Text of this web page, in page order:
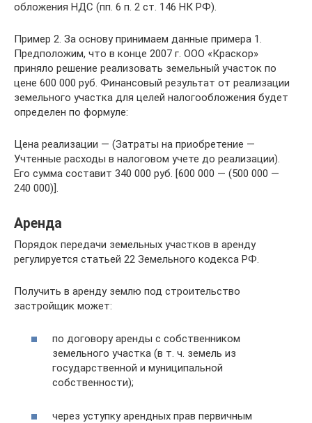
обложения НДС (пп. 6 п. 2 ст. 146 НК РФ).
Пример 2. За основу принимаем данные примера 1.
Предположим, что в конце 2007 г. ООО «Краскор»
приняло решение реализовать земельный участок по
цене 600 000 руб. Финансовый результат от реализации
земельного участка для целей налогообложения будет
определен по формуле:
Цена реализации — (Затраты на приобретение —
Учтенные расходы в налоговом учете до реализации).
Его сумма составит 340 000 руб. [600 000 — (500 000 —
240 000)].
Аренда
Порядок передачи земельных участков в аренду
регулируется статьей 22 Земельного кодекса РФ.
Получить в аренду землю под строительство
застройщик может:
по договору аренды с собственником
земельного участка (в т. ч. земель из
государственной и муниципальной
собственности);
через уступку арендных прав первичным